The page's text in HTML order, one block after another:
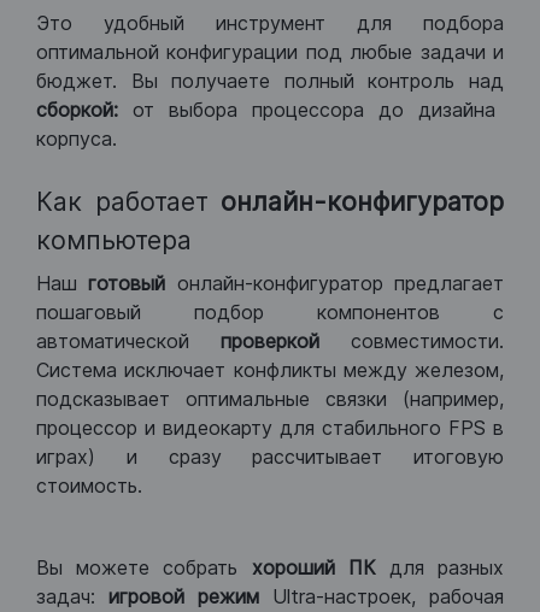
Это удобный инструмент для подбора
оптимальной конфигурации под любые задачи и
бюджет. Вы получаете полный контроль над
сборкой: от выбора процессора до дизайна
корпуса.
Как работает онлайн-конфигуратор
компьютера
Нашготовый онлайн-конфигуратор предлагает
пошаговый подбор компонентов с
автоматической проверкой совместимости.
Система исключает конфликты между железом,
подсказывает оптимальные связки (например,
процессор и видеокарту для стабильного FPS в
играх) и сразу рассчитывает итоговую
стоимость.
Вы можете собрать хороший ПКдля разных
задач: игровой режим Ultra-настроек, рабочая